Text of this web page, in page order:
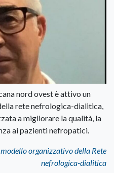
nord ovest è attivo un
rete nefrologica-dialitica,
a migliorare la qualità, la
ai pazienti nefropatici.
organizzativo della Rete
nefrologica-dialitica